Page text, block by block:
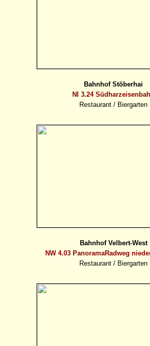
Bahnhof Stöberhai
NI 3.24
Restaurant / Biergarten
Bahnhof Velbert-West
NW 4.03 PanoramaRadweg
Restaurant / Biergarten